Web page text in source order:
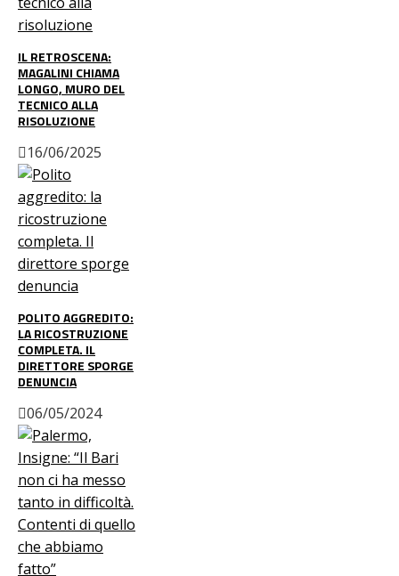
IL RETROSCENA:
MAGALINI CHIAMA
LONGO, MURO DEL
TECNICO ALLA
RISOLUZIONE
16/06/2025
POLITO AGGREDITO:
LA RICOSTRUZIONE
COMPLETA. IL
DIRETTORE SPORGE
DENUNCIA
06/05/2024